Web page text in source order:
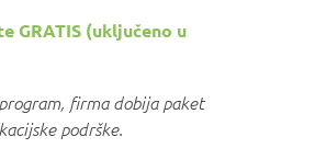
GRATIS (uključeno u
firma dobija paket
podrške.